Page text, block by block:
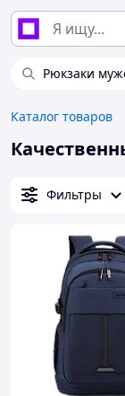
Рюкзаки
Каталог товаров
Фильтры